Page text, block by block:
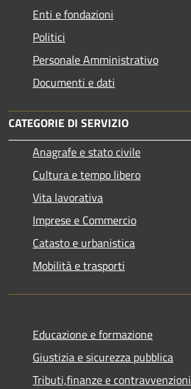
Enti e fondazioni
Politici
Personale Amministrativo
Documenti e dati
CATEGORIE DI SERVIZIO
Anagrafe e stato civile
Cultura e tempo libero
Vita lavorativa
Imprese e Commercio
Catasto e urbanistica
Mobilità e trasporti
Educazione e formazione
Giustizia e sicurezza pubblica
Tributi,finanze e contravvenzioni